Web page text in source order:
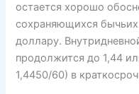
остается хорошо
сохраняющихся
доллару.
продолжится до 1,44
1,4450/60) в